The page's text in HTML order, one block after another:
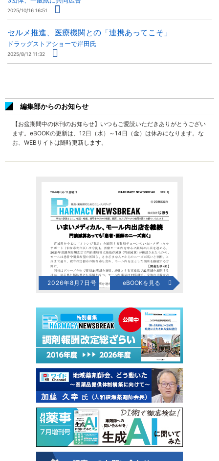
2025/10/16 16:51
セルメ推進、医療機関との「連携あってこそ」
ドラッグストアショーで岸田氏
2025/8/12 11:32
編集部からのお知らせ
【お盆期間中の休刊のお知らせ】いつもご愛読いただきありがとうござい
ます。eBOOKの更新は、12日（水）～14日（金）は休みになります。な
お、WEBサイトは随時更新します。
2026年8月7日号 eBOOKを見る